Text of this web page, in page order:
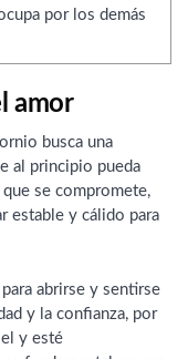
por los demás
amor
busca una
al principio pueda
se compromete,
estable y cálido para
abrirse y sentirse
y la confianza, por
y esté